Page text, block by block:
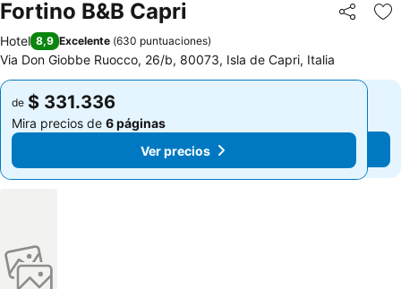
Fortino B&B Capri Compartir
Hotel 8,9 Excelente (630 puntuaciones)
Via Don Giobbe Ruocco, 26/b, 80073, Isla de Capri, Italia
de $ 331.336
Mira precios de 6 páginas
Ver precios
de $ 331.336
Mira precios de 6 páginas
Ver precios